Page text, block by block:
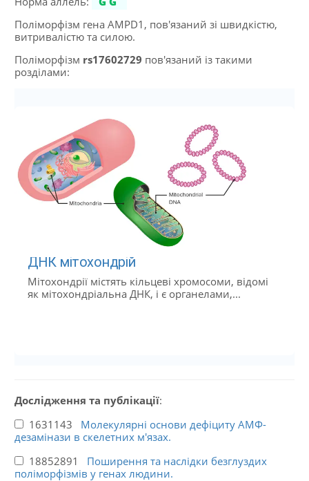
Поліморфізм гена AMPD1, пов'язаний зі швидкістю,
витривалістю та силою.
Поліморфізм rs17602729 пов'язаний із такими
розділами:
ДНК мітохондрій
Мітохондрії містять кільцеві хромосоми, відомі
як мітохондріальна ДНК, і є органелами,...
Дослідження та публікації:
1631143 Молекулярні основи дефіциту АМФ-
дезамінази в скелетних м'язах.
18852891 Поширення та наслідки безглуздих
поліморфізмів у генах людини.